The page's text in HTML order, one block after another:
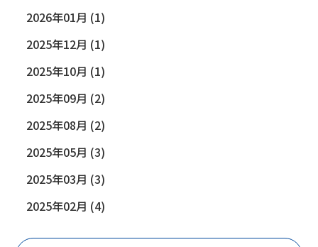
2026年01月 (1)
2025年12月 (1)
2025年10月 (1)
2025年09月 (2)
2025年08月 (2)
2025年05月 (3)
2025年03月 (3)
2025年02月 (4)